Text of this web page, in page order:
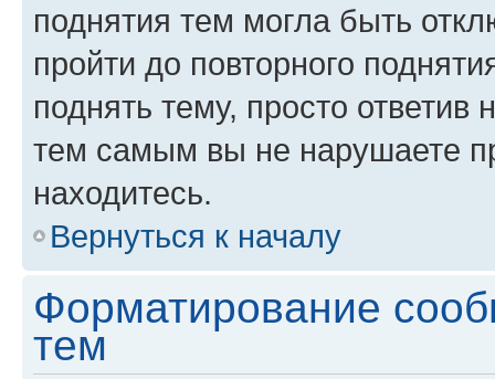
поднятия тем могла быть
пройти до повторного
поднять тему, просто ответив
тем самым вы не нарушаете
находитесь.
Вернуться к началу
Форматирование
тем